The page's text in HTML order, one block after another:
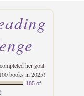
her goal
books in 2025!
185 of